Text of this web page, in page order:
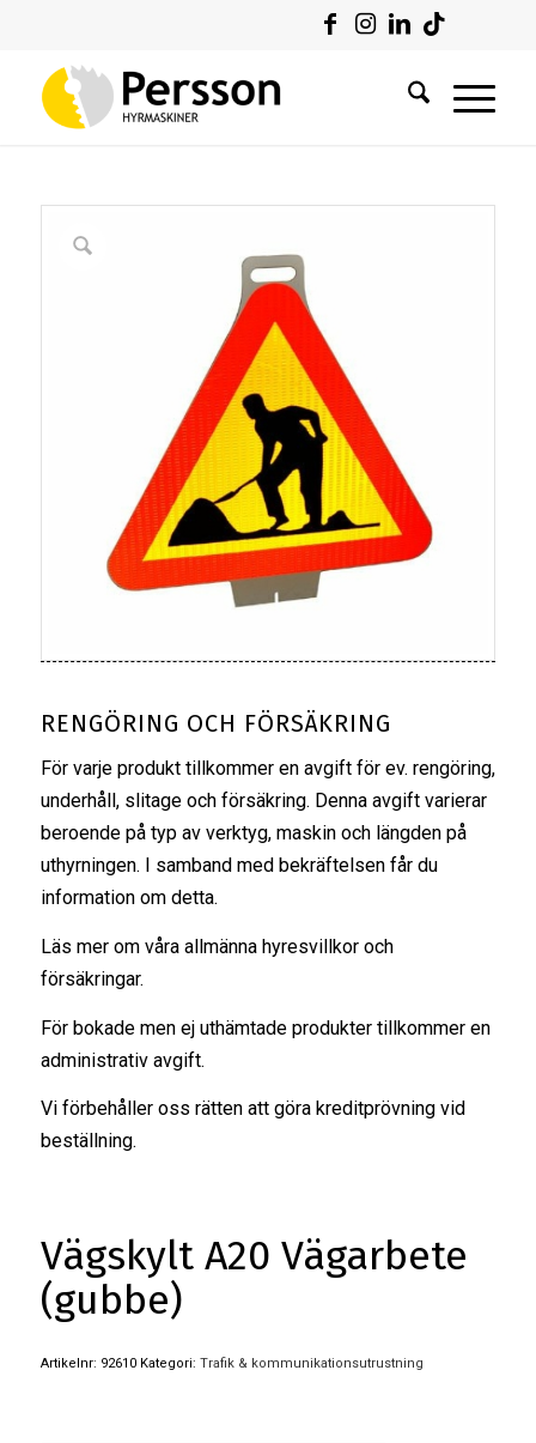
RENGÖRING OCH FÖRSÄKRING
För varje produkt tillkommer en avgift för ev. rengöring,
underhåll, slitage och försäkring. Denna avgift varierar
beroende på typ av verktyg, maskin och längden på
uthyrningen. I samband med bekräftelsen får du
information om detta.
Läs mer om våra allmänna hyresvillkoroch
försäkringar.
För bokade men ej uthämtade produkter tillkommer en
administrativ avgift.
Vi förbehåller oss rätten att göra kreditprövning vid
beställning.
Vägskylt A20 Vägarbete
(gubbe)
Artikelnr: 92610 Kategori: Trafik & kommunikationsutrustning